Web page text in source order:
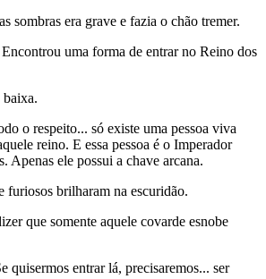
sombras era grave e fazia o chão tremer.
uma forma de entrar no Reino dos
baixa.
o respeito... só existe uma pessoa viva
reino. E essa pessoa é o Imperador
Apenas ele possui a chave arcana.
furiosos brilharam na escuridão.
que somente aquele covarde esnobe
quisermos entrar lá, precisaremos... ser